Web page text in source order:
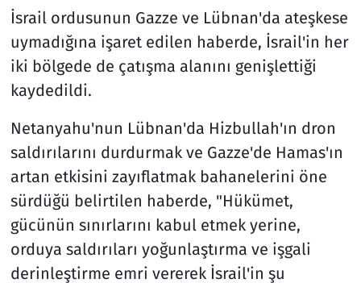
İsrail ordusunun Gazze ve Lübnan'da ateşkese
uymadığına işaret edilen haberde, İsrail'in her
iki bölgede de çatışma alanını genişlettiği
kaydedildi.
Netanyahu'nun Lübnan'da Hizbullah'ın dron
saldırılarını durdurmak ve Gazze'de Hamas'ın
artan etkisini zayıflatmak bahanelerini öne
sürdüğü belirtilen haberde, "Hükümet,
gücünün sınırlarını kabul etmek yerine,
orduya saldırıları yoğunlaştırma ve işgali
derinleştirme emri vererek İsrail'in şu